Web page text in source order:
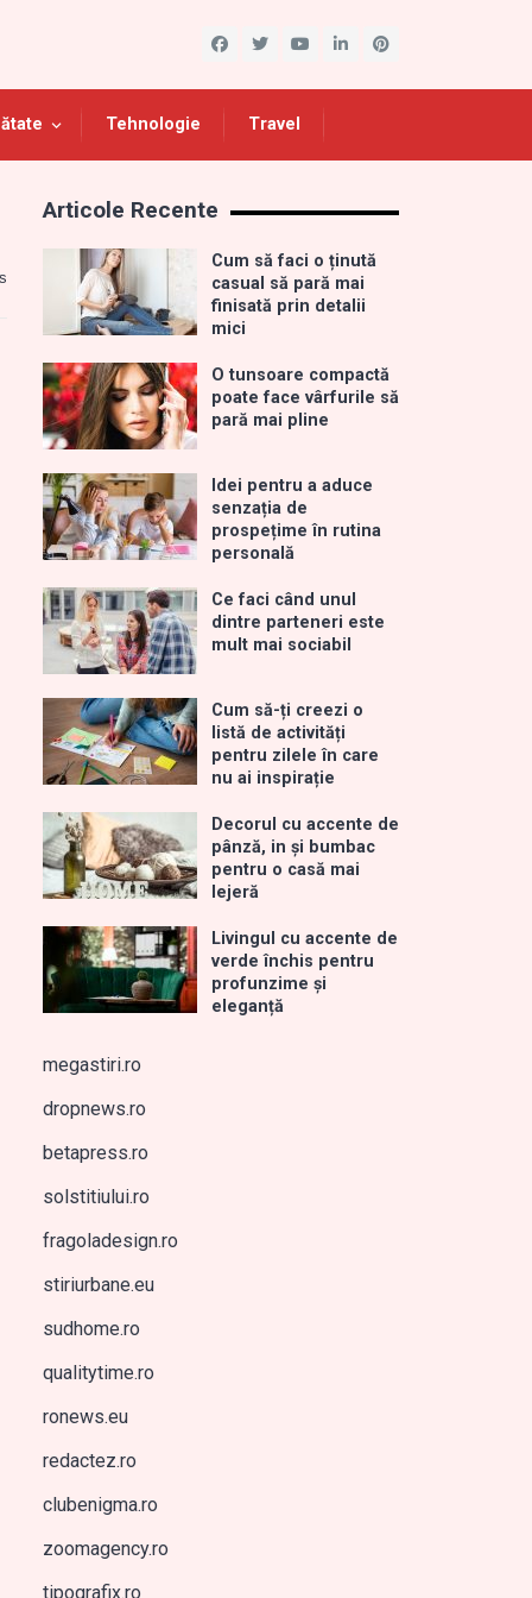
Tehnologie Travel
Articole Recente
Cum să faci o ținută
casual să pară mai
finisată prin detalii
mici
O tunsoare compactă
poate face vârfurile să
pară mai pline
Idei pentru a aduce
senzația de
prospețime în rutina
personală
Ce faci când unul
dintre parteneri este
mult mai sociabil
Cum să-ți creezi o
listă de activități
pentru zilele în care
nu ai inspirație
Decorul cu accente de
pânză, in și bumbac
pentru o casă mai
lejeră
Livingul cu accente de
verde închis pentru
profunzime și
eleganță
megastiri.ro
dropnews.ro
betapress.ro
solstitiului.ro
fragoladesign.ro
stiriurbane.eu
sudhome.ro
qualitytime.ro
ronews.eu
redactez.ro
clubenigma.ro
zoomagency.ro
tipografix.ro